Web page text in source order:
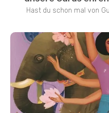
Hast du schon mal von